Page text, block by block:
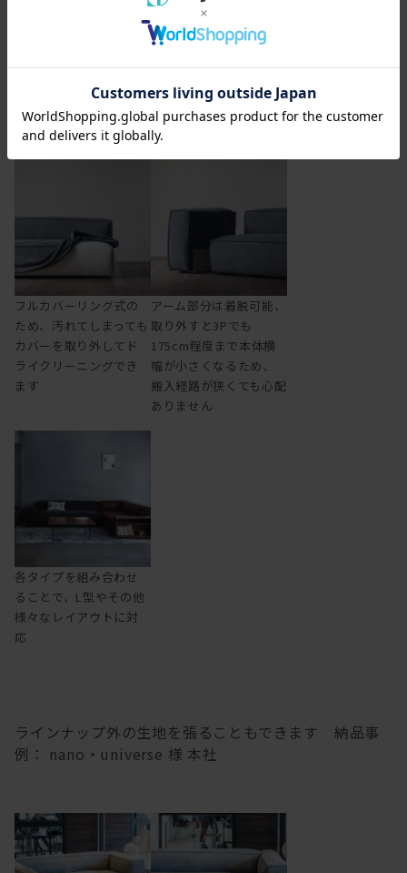
フルカバーリング仕様、アーム着脱可、L型展開も
フルカバーリング式の
ため、汚れてしまっても
カバーを取り外してド
ライクリーニングでき
ます
アーム部分は着脱可能、
取り外すと3Pでも
175cm程度まで本体横
幅が小さくなるため、
搬入経路が狭くても心配
ありません
各タイプを組み合わせ
ることで、L型やその他
様々なレイアウトに対
応
ラインナップ外の生地を張ることもできます 納品事
例： nano・universe 様 本社